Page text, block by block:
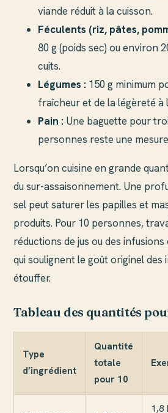
viande réduit à la cuisson.
Féculents (riz, pâtes,
80 g (poids sec) ou environ
cuits.
Légumes : 150 g minimum
fraîcheur et de la légèreté à
Pain : Une baguette pour
personnes reste une
Lorsqu’on cuisine en grande
du sur-assaisonnement. Une
sel peut saturer les papilles et
produits. Pour 10 personnes,
réductions de jus ou des
qui soulignent le goût originel des
étouffer.
Tableau des quantités
Type
d’ingrédient
Quantité
totale
pour 10
1,8